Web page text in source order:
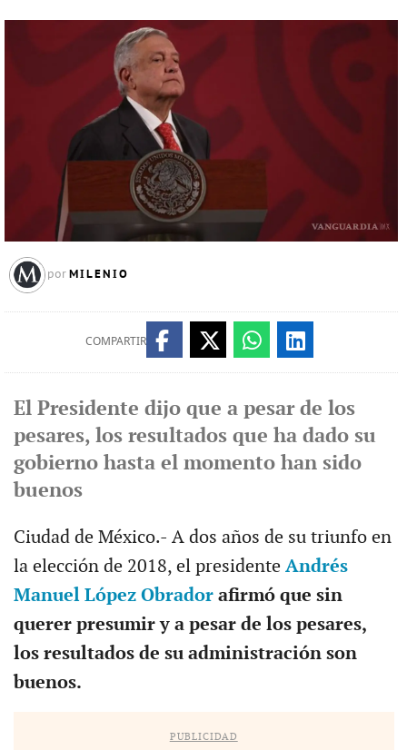
por MILENIO
COMPARTIR
El Presidente dijo que a pesar de los
pesares, los resultados que ha dado su
gobierno hasta el momento han sido
buenos
Ciudad de México.- A dos años de su triunfo en
la elección de 2018, el presidente Andrés
Manuel López Obrador afirmó que sin
querer presumir y a pesar de los pesares,
los resultados de su administración son
buenos.
PUBLICIDAD